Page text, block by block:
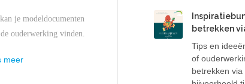
je modeldocumenten
ouderwerking vinden.
meer
betrekken
Tips en
of
betrekken via